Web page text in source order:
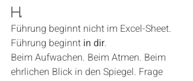
h.
Führung beginnt nicht im Excel-Sheet.
Führung beginnt in dir.
Beim Aufwachen. Beim Atmen. Beim
ehrlichen Blick in den Spiegel. Frage